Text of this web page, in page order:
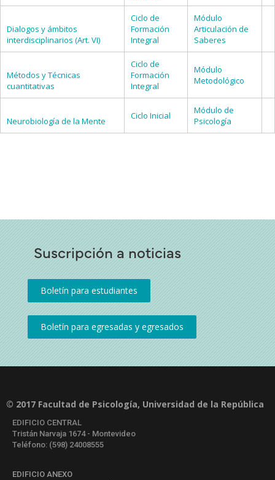
Dialogos y ámbitos
interdisciplinarios (Art. VI)
Ciclo de
Formación
Integral
Módulo
Articulación de
Saberes
Métodos y Técnicas
cuantitativas
Ciclo de
Formación
Integral
Módulo
Metodológico
Neurobiología de la Mente Ciclo Inicial
Módulo de
Psicología
Suscripción a noticias
© 2017 Facultad de Psicología, Universidad de la República
EDIFICIO CENTRAL
Tristán Narvaja 1674 - Montevideo
Teléfono: (598) 24008555
EDIFICIO ANEXO